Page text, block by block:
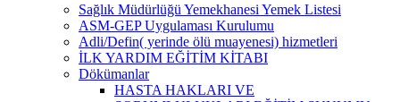
Sağlık Müdürlüğü Yemekhanesi Yemek Listesi
ASM-GEP Uygulaması Kurulumu
Adli/Defin( yerinde ölü muayenesi) hizmetleri
İLK YARDIM EĞİTİM KİTABI
Dökümanlar
HASTA HAKLARI VE